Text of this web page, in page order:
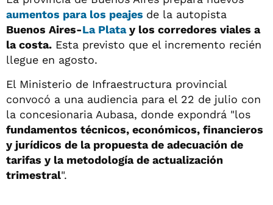
aumentos para los peajes de la autopista
Buenos Aires-La Platay los corredores viales a
la costa. Esta previsto que el incremento recién
llegue en agosto.
El Ministerio de Infraestructura provincial
convocó a una audiencia para el 22 de julio con
la concesionaria Aubasa, donde expondrá "los
fundamentos técnicos, económicos, financieros
y jurídicos de la propuesta de adecuación de
tarifas y la metodología de actualización
trimestral".